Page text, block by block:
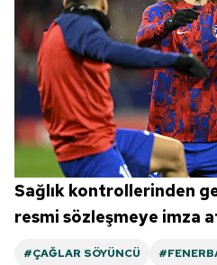
Sağlık kontrollerinden
resmi sözleşmeye imza
#ÇAĞLAR SÖYÜNCÜ